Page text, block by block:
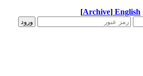
English
[Archive]